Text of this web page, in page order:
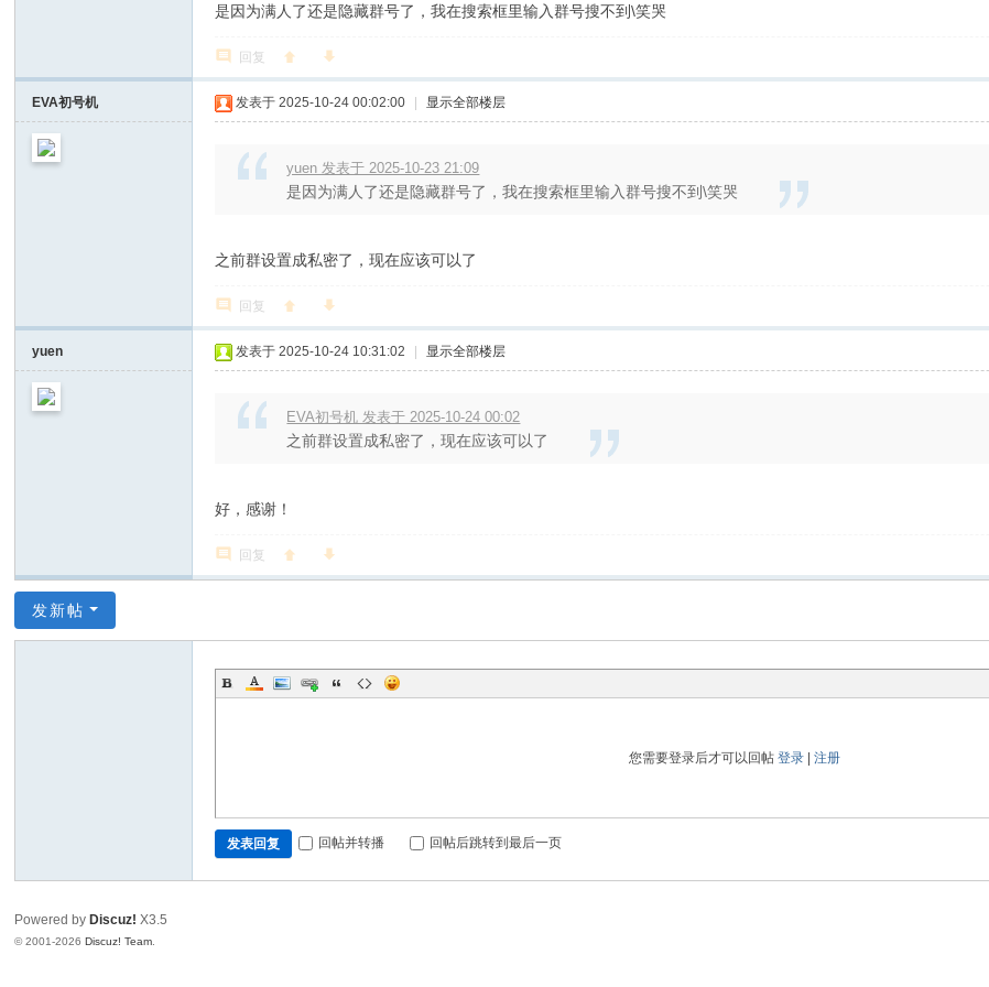
是因为满人了还是隐藏群号了，我在搜索框里输入群号搜不到\笑哭
回复
EVA初号机 发表于 2025-10-24 00:02:00 显示全部楼层
yuen 发表于 2025-10-23 21:09
是因为满人了还是隐藏群号了，我在搜索框里输入群号搜不到\笑哭
之前群设置成私密了，现在应该可以了
回复
yuen 发表于 2025-10-24 10:31:02 显示全部楼层
EVA初号机 发表于 2025-10-24 00:02
之前群设置成私密了，现在应该可以了
好，感谢！
回复
发新帖
您需要登录后才可以回帖登录 |注册
发表回复 回帖并转播 回帖后跳转到最后一页
Powered by Discuz! X3.5
© 2001-2026Discuz! Team